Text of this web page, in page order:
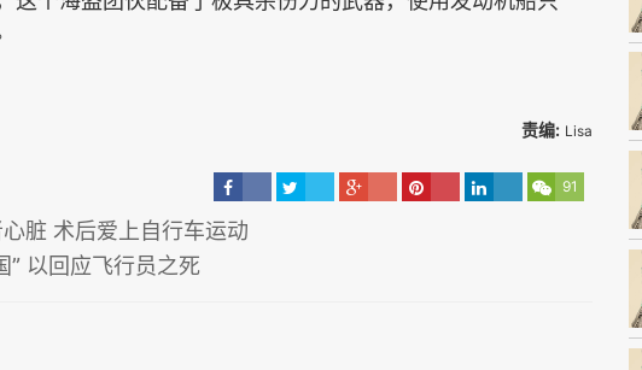
责编: Lisa
91
脏 术后爱上自行车运动
” 以回应飞行员之死